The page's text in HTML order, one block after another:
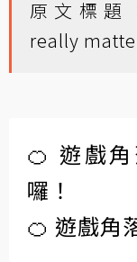
原文標題
really
🍊 遊戲
囉！
🍊 遊戲角